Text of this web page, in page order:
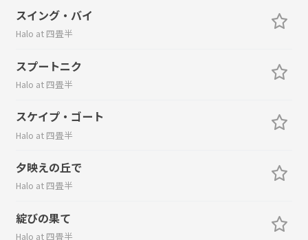
スイング・バイ
Halo at 四畳半
スプートニク
Halo at 四畳半
スケイプ・ゴート
Halo at 四畳半
夕映えの丘で
Halo at 四畳半
綻びの果て
Halo at 四畳半